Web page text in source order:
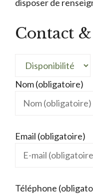
disposer de
Contact
Nom (obligatoire)
Email (obligatoire)
Téléphone